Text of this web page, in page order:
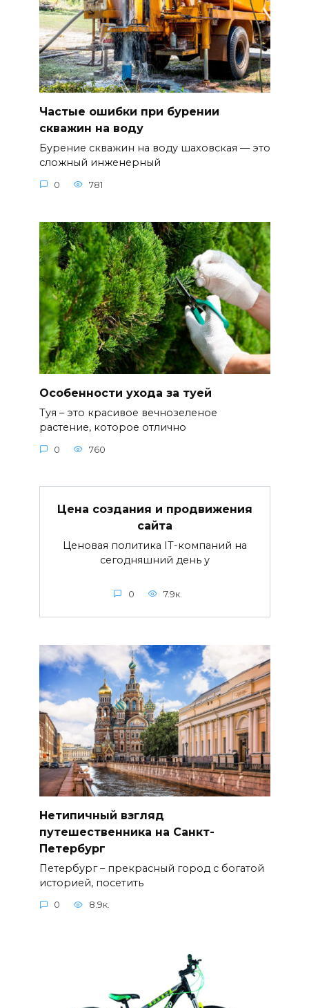
Частые ошибки при бурении
скважин на воду
Бурение скважин на воду шаховская — это
сложный инженерный
0 781
Особенности ухода за туей
Туя – это красивое вечнозеленое
растение, которое отлично
0 760
Цена создания и продвижения
сайта
Ценовая политика IT-компаний на
сегодняшний день у
0 7.9к.
Нетипичный взгляд
путешественника на Санкт-
Петербург
Петербург – прекрасный город с богатой
историей, посетить
0 8.9к.